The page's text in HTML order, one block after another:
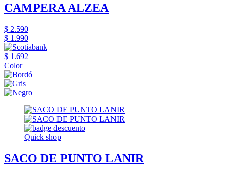
CAMPERA ALZEA
$ 2.590
$ 1.990
$ 1.692
Color
Quick shop
SACO DE PUNTO LANIR